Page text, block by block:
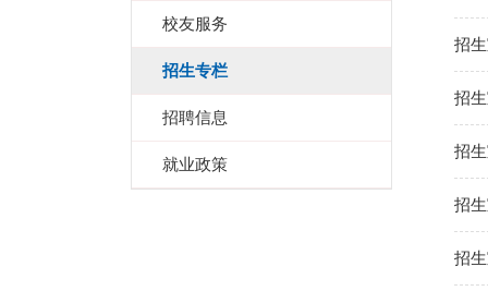
校友服务
招生专栏
招聘信息
就业政策
招
招
招
招
招